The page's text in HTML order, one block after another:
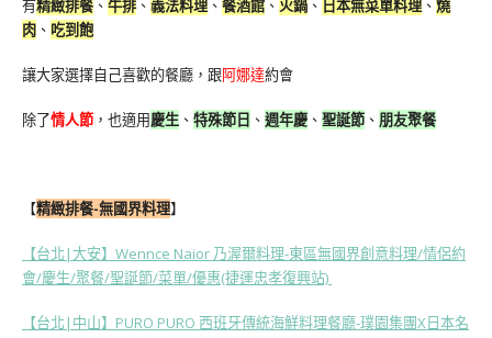
有精緻排餐、 牛排、 義法料理 、 餐酒館 、 火鍋 、 日本無菜單料理 、 燒
肉 、 吃到飽
讓大家選擇自己喜歡的餐廳，跟阿娜達約會
除了情人節 ，也適用慶生 、 特殊節日 、 週年慶 、 聖誕節 、 朋友聚餐
【精緻排餐-無國界料理】
【台北|大安】Wennce Naior 乃渥爾料理-東區無國界創意料理/情侶約
會/慶生/聚餐/聖誕節/菜單/優惠(捷運忠孝復興站)
【台北|中山】PURO PURO 西班牙傳統海鮮料理餐廳-璞園集團X日本名